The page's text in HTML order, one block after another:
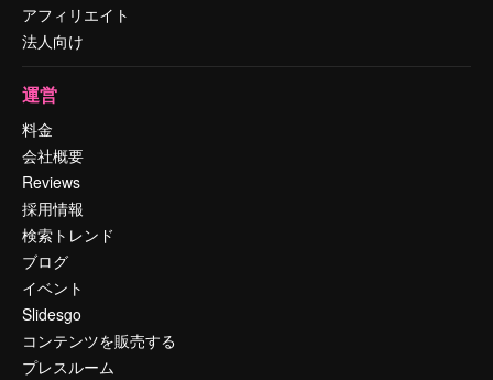
アフィリエイト
法人向け
運営
料金
会社概要
Reviews
採用情報
検索トレンド
ブログ
イベント
Slidesgo
コンテンツを販売する
プレスルーム